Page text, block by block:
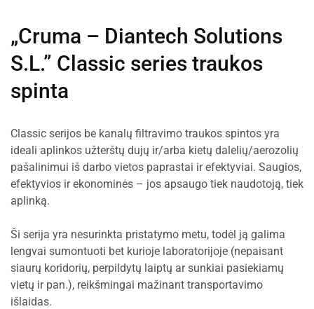
„Cruma – Diantech Solutions
S.L.” Classic series traukos
spinta
Classic serijos be kanalų filtravimo traukos spintos yra
ideali aplinkos užterštų dujų ir/arba kietų dalelių/aerozolių
pašalinimui iš darbo vietos paprastai ir efektyviai. Saugios,
efektyvios ir ekonominės – jos apsaugo tiek naudotoją, tiek
aplinką.
Ši serija yra nesurinkta pristatymo metu, todėl ją galima
lengvai sumontuoti bet kurioje laboratorijoje (nepaisant
siaurų koridorių, perpildytų laiptų ar sunkiai pasiekiamų
vietų ir pan.), reikšmingai mažinant transportavimo
išlaidas.